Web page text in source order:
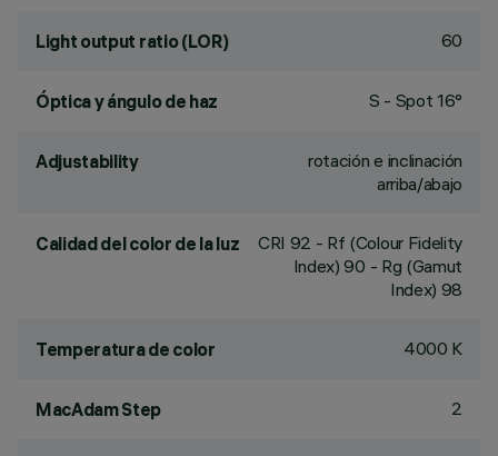
Light output ratio (LOR) 60
Óptica y ángulo de haz S - Spot 16°
Adjustability
rotación e inclinación
arriba/abajo
Calidad del color de la luz CRI 92 - Rf (Colour Fidelity
Index) 90 - Rg (Gamut
Index) 98
Temperatura de color 4000 K
MacAdam Step 2